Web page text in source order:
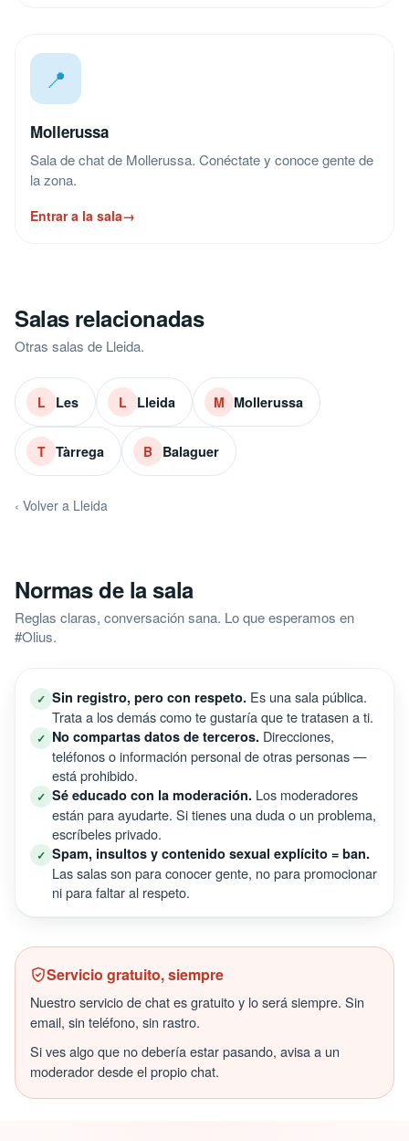
📍
Mollerussa
Sala de chat de Mollerussa. Conéctate y conoce gente de
la zona.
Entrar a la sala→
Salas relacionadas
Otras salas de Lleida.
L Les L Lleida M Mollerussa
T Tàrrega B Balaguer
‹ Volver a Lleida
Normas de la sala
Reglas claras, conversación sana. Lo que esperamos en
#Olius.
✓ Sin registro, pero con respeto. Es una sala pública.
Trata a los demás como te gustaría que te tratasen a ti.
✓ No compartas datos de terceros. Direcciones,
teléfonos o información personal de otras personas —
está prohibido.
✓ Sé educado con la moderación. Los moderadores
están para ayudarte. Si tienes una duda o un problema,
escríbeles privado.
✓ Spam, insultos y contenido sexual explícito = ban.
Las salas son para conocer gente, no para promocionar
ni para faltar al respeto.
Servicio gratuito, siempre
Nuestro servicio de chat es gratuito y lo será siempre. Sin
email, sin teléfono, sin rastro.
Si ves algo que no debería estar pasando, avisa a un
moderador desde el propio chat.